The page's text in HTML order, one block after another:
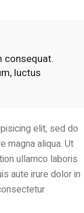
consequat.
luctus
elit, sed do
magna aliqua. Ut
ullamco laboris
aute irure dolor in